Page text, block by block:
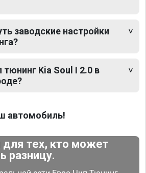
заводские настройки
тюнинг Kia Soul I 2.0 в
автомобиль!
тех, кто может
разницу.